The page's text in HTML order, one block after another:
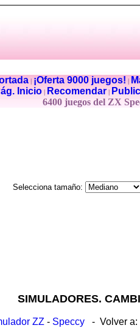
| ¡Oferta 9000 juegos!
Inicio Recomendar
6400 juegos del ZX
Selecciona tamaño:
SIMULADORES.
ZZ - Speccy - Volver a: